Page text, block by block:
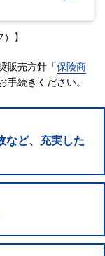
】
販売方針「保険商
手続きください。
など、充実した